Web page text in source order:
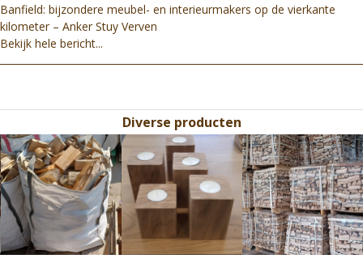
Banfield: bijzondere meubel- en interieurmakers op de vierkante
kilometer – Anker Stuy Verven
Bekijk hele bericht...
Diverse producten
Use
the
left
and
right
arrow
keys